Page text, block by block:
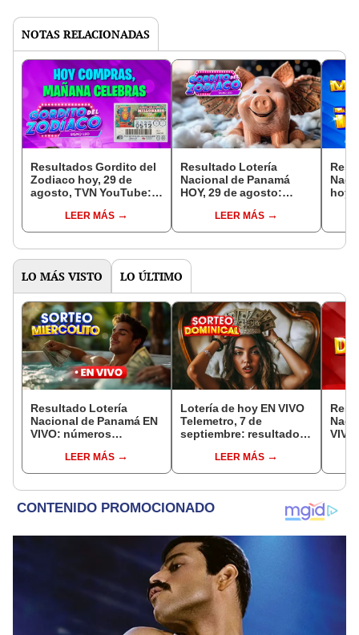
NOTAS RELACIONADAS
Resultados Gordito del
Zodiaco hoy, 29 de
agosto, TVN YouTube:
mayor de la Lotería
Nacional de Panamá e
LEER MÁS
Resultado Lotería
Nacional de Panamá
HOY, 29 de agosto:
Gordito del Zodiaco,
primer premio y letras
LEER MÁS
hoy,
LO MÁS VISTO LO ÚLTIMO
Resultado Lotería
Nacional de Panamá EN
VIVO: números
de hoy, Sorteo
Miercolito, vía Telemetro
LEER MÁS
Lotería de hoy EN VIVO
Telemetro, 7 de
septiembre: resultados
Panamá vía TVN
LEER MÁS